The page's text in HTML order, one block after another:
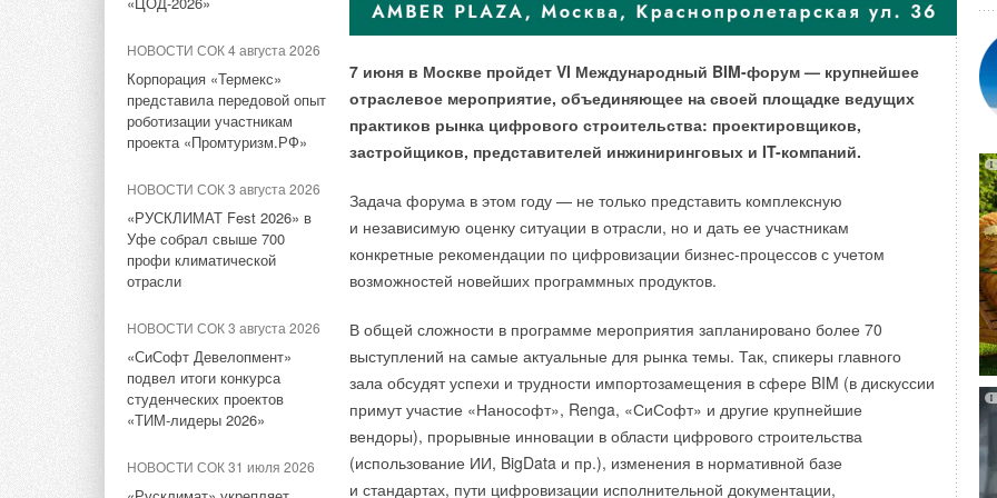
НОВОСТИ СОК 4 августа 2026
Корпорация «Термекс»
представила передовой опыт
роботизации участникам
проекта «Промтуризм.РФ»
НОВОСТИ СОК 3 августа 2026
«РУСКЛИМАТ Fest 2026» в
Уфе собрал свыше 700
профи климатической
отрасли
НОВОСТИ СОК 3 августа 2026
«СиСофт Девелопмент»
подвел итоги конкурса
студенческих проектов
«ТИМ-лидеры 2026»
НОВОСТИ СОК 31 июля 2026
7 июня в Москве пройдет VI Международный BIM-форум — крупнейшее
отраслевое мероприятие, объединяющее на своей площадке ведущих
практиков рынка цифрового строительства: проектировщиков,
застройщиков, представителей инжиниринговых и IT-компаний.
Задача форума в этом году — не только представить комплексную
и независимую оценку ситуации в отрасли, но и дать ее участникам
конкретные рекомендации по цифровизации бизнес-процессов с учетом
возможностей новейших программных продуктов.
В общей сложности в программе мероприятия запланировано более 70
выступлений на самые актуальные для рынка темы. Так, спикеры главного
зала обсудят успехи и трудности импортозамещения в сфере BIM (в дискуссии
примут участие «Нанософт», Renga, «СиСофт» и другие крупнейшие
вендоры), прорывные инновации в области цифрового строительства
(использование ИИ, BigData и пр.), изменения в нормативной базе
и стандартах, пути цифровизации исполнительной документации,
потребление на 60%
НОВОСТИ СОК 31 июля 2026
США запретили
использование иностранных
инверторов
Уже через месяц в России
можно будет устанавливать
солнечные панели в МКД
НОВОСТИ СОК 27 июля 2026
ВИЭ обойдут уголь по
выработке электроэнергии в
текущем году
НОВОСТИ СОК 24 июля 2026
развития сектора ВИЭ на
закон, позволяющий владельцам солнечных электростанций, продавать
По подсчётам специалистов, каждый пятый желающий не может добиться
соблюдения своего права, установленного законом о микрогенерации.
Однако, число добившихся возможности продавать излишки, судя по
Средний срок ожидания в России от подачи заявки до заключения договора
купли — продажи электричества в данный момент составляет 5,5 месяцев.
компании используют волокиту, а также тянут с техническим присоединением
и установкой двунаправленного счетчика. Вплоть до того, что приходится
отправлять официальные жалобы в Россети и УФАС.
Для сравнения в соседнем Казахстане эта процедура занимает минимум
времени, проводится в режиме онлайн, а договор энергоснабжающая
организация обязана выдать в течении 5 рабочих дней после исполнения
наблюдением роботов и
НОВОСТИ СОК 30 декабря
2025
Группа ПОЛИПЛАСТИК
стала победителем конкурса
московской промышленности
— 2025»
НОВОСТИ СОК 23 декабря
2025
представила цифровую
модель для управления
коммунальной
инфраструктурой
2025
Новое насосное
В мероприятии приняли участие Глава Чувашской Республики (ЧР) Олег
Николаев, заместитель Председателя Государственного Совета ЧР,
председатель Комитета по экономической политике, бюджету, финансам
и налогам Виктор Горбунов, заместитель Председателя Кабинета Министров
ЧР — министр экономического развития и имущественных отношений ЧР
Дмитрий Краснов, первый заместитель министра промышленности
и энергетики ЧР Александр Кондратьев, депутат Госсовета ЧР Сергей